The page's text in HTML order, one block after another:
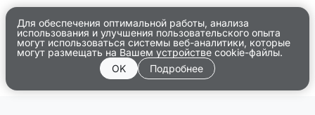
Для обеспечения оптимальной работы, анализа
использования и улучшения пользовательского опыта
могут использоваться системы веб-аналитики, которые
могут размещать на Вашем устройстве cookie-файлы.
OK
Подробнее